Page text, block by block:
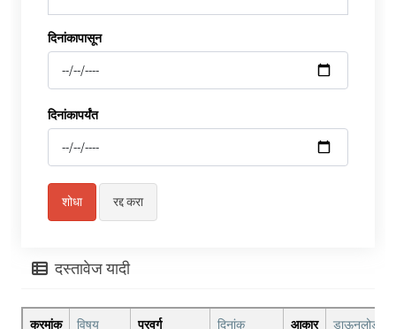
दिनांकापासून
दिनांकापर्यंत
दस्तावेज यादी
क्रमांक विषय प्रवर्ग दिनांक
आकार
डाऊनलोड